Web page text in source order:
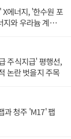
에너지, '한수원 포
지와 우라늄 계약
주식지급' 평행선,
논란 벗을지 주목
과 청주 'M17' 팹